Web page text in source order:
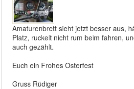
Amaturenbrett sieht jetzt besser aus,
Platz, ruckelt nicht rum beim fahren,
auch gezählt.
Euch ein Frohes Osterfest
Gruss Rüdiger